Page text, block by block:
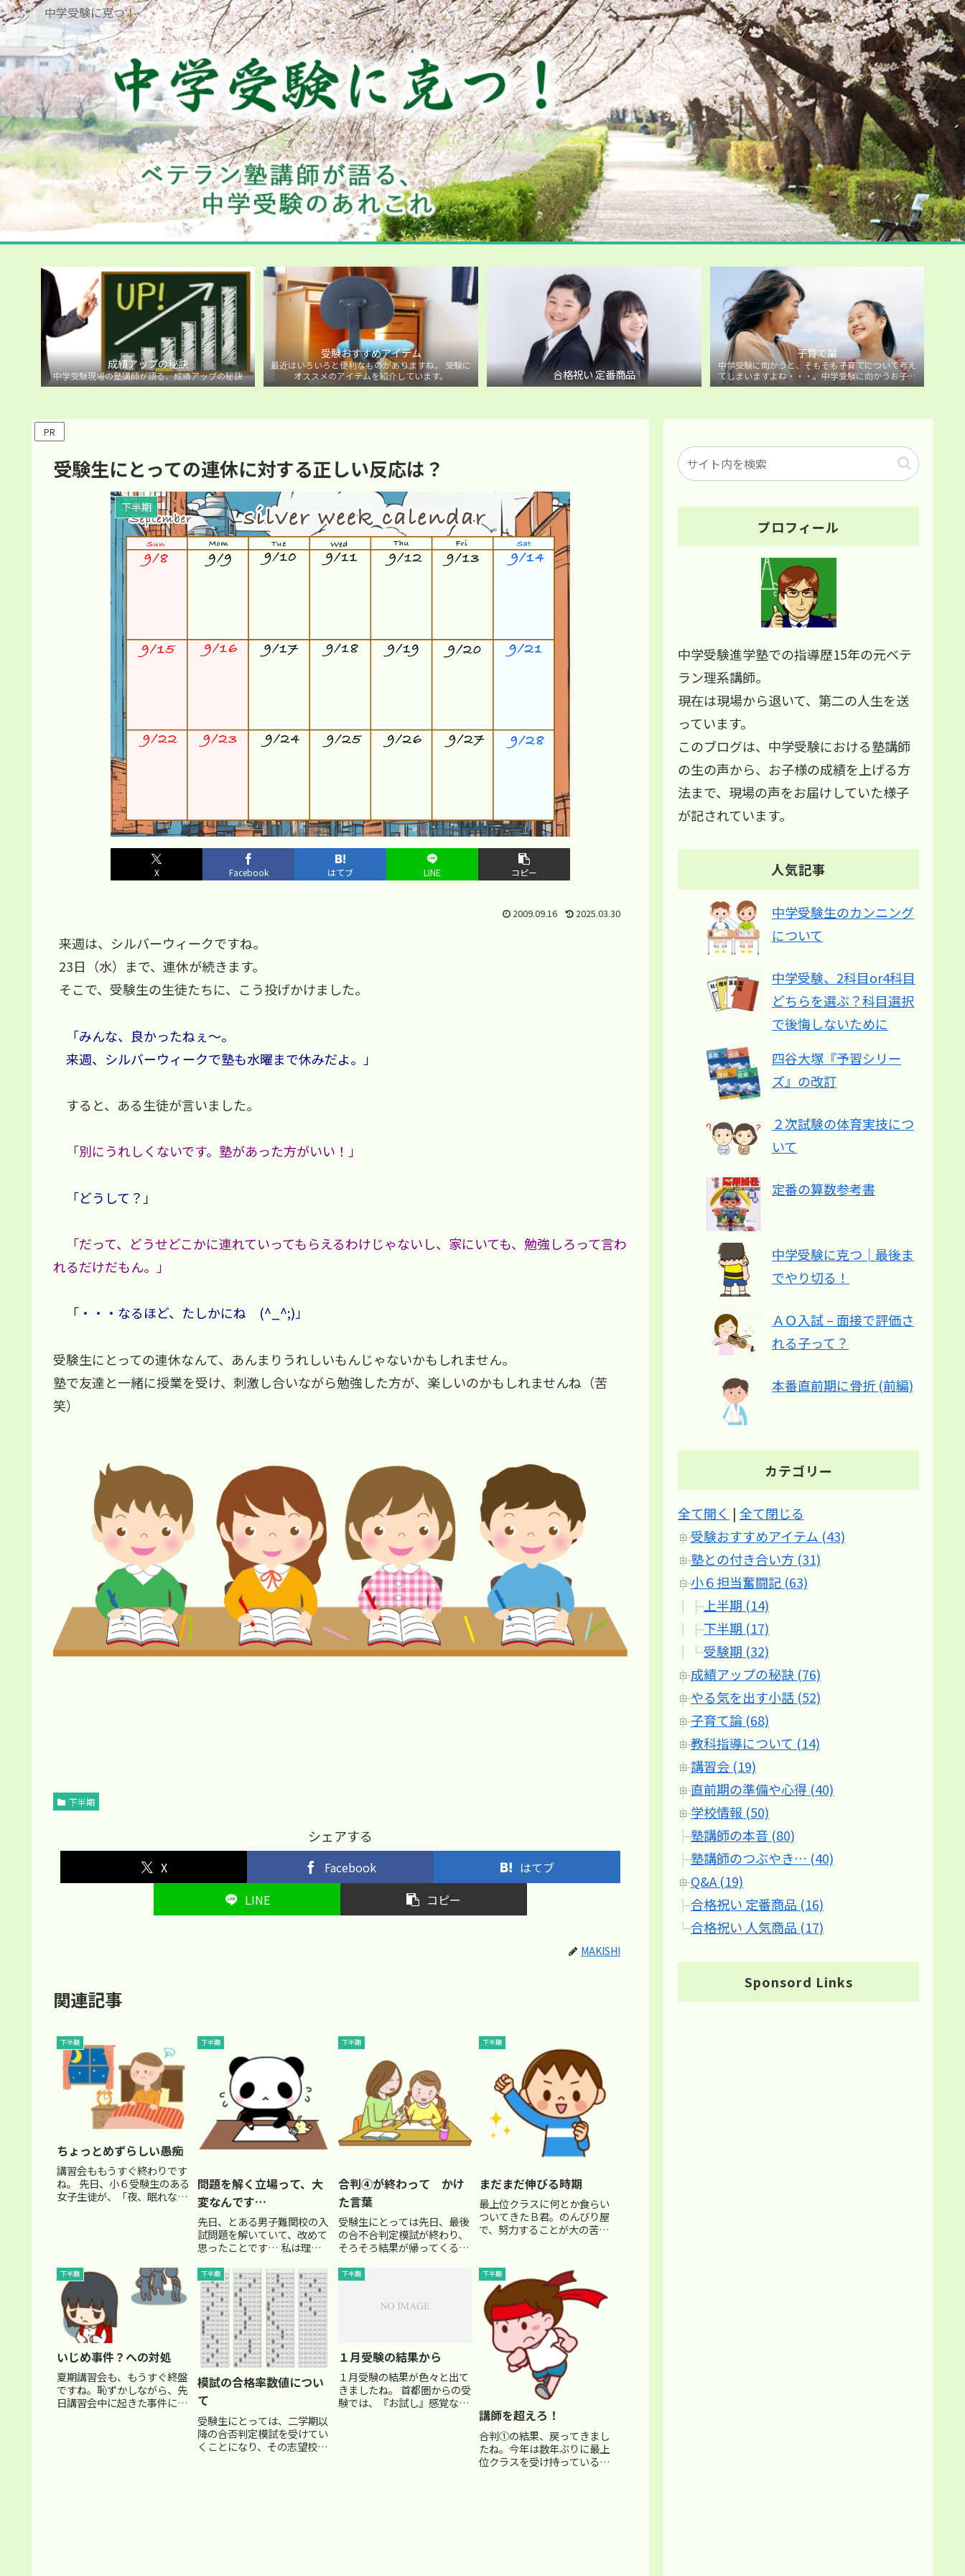
中学受験に克つ！
成績アップの秘訣
中学受験現場の塾講師が語る、成績アップの秘訣
受験おすすめアイテム
最近はいろいろと便利なものがありますね。 受験に
オススメのアイテムを紹介しています。
合格祝い 定番商品
子育て論
中学受験に向かうと、そもそも子育てについて考え
てしまいますよね・・・。中学受験に向かうお子様
を持つ保護者の方に向けた子育て論について。
PR
受験生にとっての連休に対する正しい反応は？
下半期
X Facebook はてブ LINE コピー
2009.09.16 2025.03.30
来週は、シルバーウィークですね。
23日（水）まで、連休が続きます。
そこで、受験生の生徒たちに、こう投げかけました。
「みんな、良かったねぇ～。
来週、シルバーウィークで塾も水曜まで休みだよ。」
すると、ある生徒が言いました。
「別にうれしくないです。塾があった方がいい！」
「どうして？」
「だって、どうせどこかに連れていってもらえるわけじゃないし、家にいても、勉強しろって言わ
れるだけだもん。」
「・・・なるほど、たしかにね (^_^;)」
受験生にとっての連休なんて、あんまりうれしいもんじゃないかもしれません。
塾で友達と一緒に授業を受け、刺激し合いながら勉強した方が、楽しいのかもしれませんね（苦
笑）
下半期
シェアする
X Facebook
はてブ
LINE
コピー
MAKISHI
関連記事
下半期
ちょっとめずらしい愚痴
講習会ももうすぐ終わりです
ね。 先日、小６受験生のある
女子生徒が、「夜、眠れな
だったら、勉強してたいの
に...
下半期
問題を解く立場って、大
変なんです…
先日、とある男子難関校の入
試問題を解いていて、改めて
思ったことです… 私は理系担
きました。 ２教科分を一気
に、最初から最後まで全ての
問題を解いてみました。 (一
応規定の受験時間は算数50
分、理科40分です)後で解説...
下半期
合判④が終わって かけ
た言葉
受験生にとっては先日、最後
の合不合判定模試が終わり、
そろそろ結果が帰ってくる頃
ネットで見れるようで、私も
たちへの聞き取りをしていま
すが、あまり芳しい報告は聞
下半期
まだまだ伸びる時期
最上位クラスに何とか食らい
ついてきたＢ君。のんびり屋
で、努力することが大の苦手
トでみんなから遅れをとっ
て、ついついからかわれてい
ました。講師からも、最上位
クラスの生徒としては物足り
ないと...
下半期
いじめ事件？への対処
夏期講習会も、もうすぐ終盤
ですね。恥ずかしながら、先
日講習会中に起きた事件につ
下半期
模試の合格率数値につい
て
受験生にとっては、二学期以
降の合否判定模試を受けてい
くことになり、その志望校へ
下半期
１月受験の結果から
１月受験の結果が色々と出て
きましたね。 首都圏からの受
験では、『お試し』感覚なの
下半期
講師を超えろ！
合判①の結果、戻ってきまし
たね。今年は数年ぶりに最上
位クラスを受け持っているの
プロフィール
中学受験進学塾での指導歴15年の元ベテ
ラン理系講師。
現在は現場から退いて、第二の人生を送
っています。
このブログは、中学受験における塾講師
の生の声から、お子様の成績を上げる方
法まで、現場の声をお届けしていた様子
が記されています。
人気記事
中学受験生のカンニング
について
中学受験、2科目or4科目
どちらを選ぶ？科目選択
で後悔しないために
四谷大塚『予習シリー
ズ』の改訂
２次試験の体育実技につ
いて
定番の算数参考書
中学受験に克つ│最後ま
でやり切る！
ＡＯ入試 – 面接で評価さ
れる子って？
本番直前期に骨折 (前編)
カテゴリー
全て開く | 全て閉じる
受験おすすめアイテム (43)
塾との付き合い方 (31)
小６担当奮闘記 (63)
上半期 (14)
下半期 (17)
受験期 (32)
成績アップの秘訣 (76)
やる気を出す小話 (52)
子育て論 (68)
教科指導について (14)
講習会 (19)
直前期の準備や心得 (40)
学校情報 (50)
塾講師の本音 (80)
塾講師のつぶやき… (40)
Q&A (19)
合格祝い 定番商品 (16)
合格祝い 人気商品 (17)
Sponsord Links